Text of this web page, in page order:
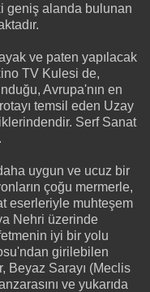
geniş alanda bulunan
ve paten yapılacak
TV Kulesi de,
Avrupa'nın en
temsil eden Uzay
Serf Sanat
uygun ve ucuz bir
çoğu mermerle,
eserleriyle muhteşem
Nehri üzerinde
iyi bir yolu
girilebilen
Beyaz Sarayı (Meclis
ve yukarıda